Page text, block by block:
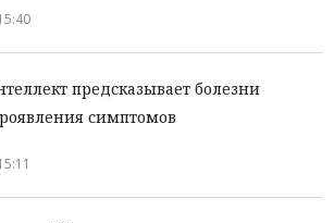
предсказывает болезни
симптомов